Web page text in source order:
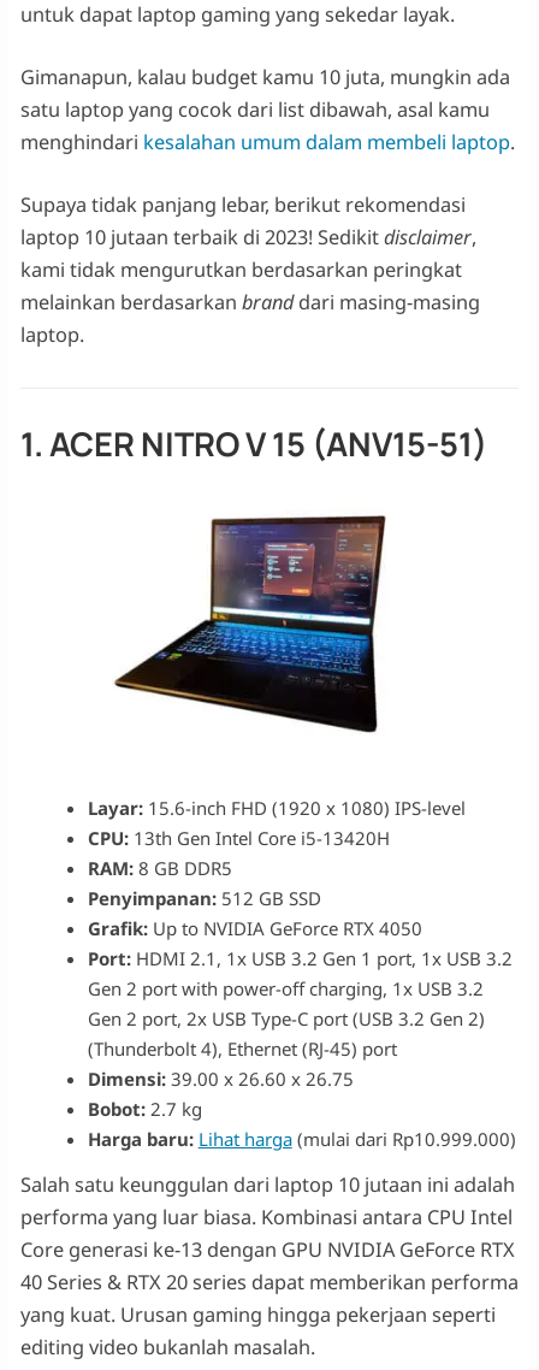
untuk dapat laptop gaming yang sekedar layak.
Gimanapun, kalau budget kamu 10 juta, mungkin ada
satu laptop yang cocok dari list dibawah, asal kamu
menghindari kesalahan umum dalam membeli laptop.
Supaya tidak panjang lebar, berikut rekomendasi
laptop 10 jutaan terbaik di 2023! Sedikitdisclaimer,
kami tidak mengurutkan berdasarkan peringkat
melainkan berdasarkan branddari masing-masing
laptop.
1. ACER NITRO V 15 (ANV15-51)
Layar: 15.6-inch FHD (1920 x 1080) IPS-level
CPU: 13th Gen Intel Core i5-13420H
RAM: 8 GB DDR5
Penyimpanan: 512 GB SSD
Grafik: Up to NVIDIA GeForce RTX 4050
Port: HDMI 2.1, 1x USB 3.2 Gen 1 port, 1x USB 3.2
Gen 2 port with power-off charging, 1x USB 3.2
Gen 2 port, 2x USB Type-C port (USB 3.2 Gen 2)
(Thunderbolt 4), Ethernet (RJ-45) port
Dimensi:39.00 x 26.60 x 26.75
Bobot:2.7 kg
Harga baru: Lihat harga(mulai dari Rp10.999.000)
Salah satu keunggulan dari laptop 10 jutaan ini adalah
performa yang luar biasa. Kombinasi antara CPU Intel
Core generasi ke-13 dengan GPU NVIDIA GeForce RTX
40 Series & RTX 20 series dapat memberikan performa
yang kuat. Urusan gaming hingga pekerjaan seperti
editing video bukanlah masalah.